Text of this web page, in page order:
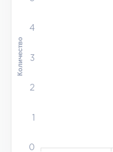
4
3
2
1
0
Количество